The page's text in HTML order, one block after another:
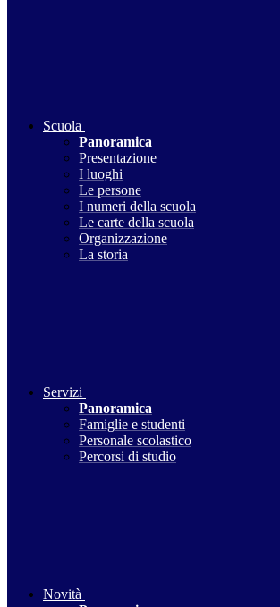
Scuola
Panoramica
Presentazione
I luoghi
Le persone
I numeri della scuola
Le carte della scuola
Organizzazione
La storia
Servizi
Panoramica
Famiglie e studenti
Personale scolastico
Percorsi di studio
Novità